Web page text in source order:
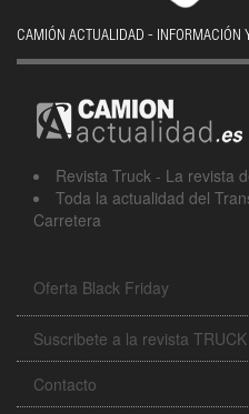
CAMIÓN ACTUALIDAD - INFORMACIÓN
Revista Truck - La revista
Toda la actualidad del
Carretera
Oferta Black Friday
Suscribete a la revista TRUCK
Contacto